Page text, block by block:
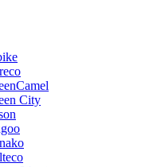
City